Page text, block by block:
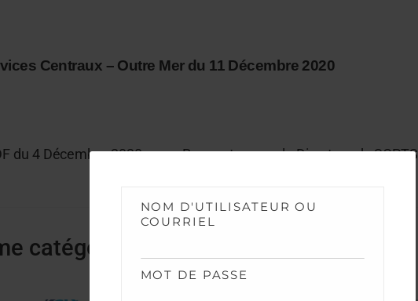
NOM D'UTILISATEUR OU
COURRIEL
MOT DE PASSE
Centraux – Outre Mer du 11 Décembre 2020
du 4 Décembre 2020 Rencontre avec le Directeur du SCPTS
catégorie